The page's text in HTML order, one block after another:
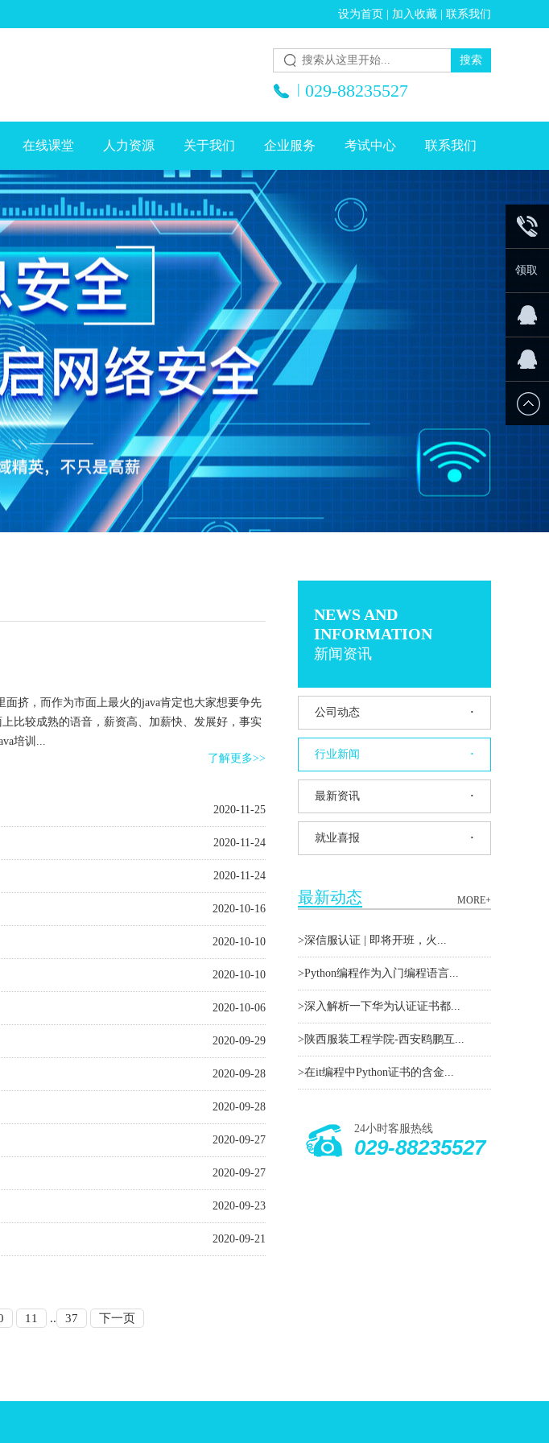
设为首页 加入收藏 联系我们
| 029-88235527
在线课堂 人力资源 关于我们 企业服务 考试中心 联系我们
NEWSAND
INFORMATION
新闻资讯
公司动态 ·
行业新闻 ·
最新资讯 ·
就业喜报 ·
最新动态 MORE+
>深信服认证|即将开班，火...
>Python编程作为入门编程语言...
>深入解析一下华为认证证书都...
>陕西服装工程学院-西安鸥鹏互...
>在it编程中Python证书的含金...
24小时客服热线
029-88235527
挤，而作为市面上最火的java肯定也大家想要争先
比较成熟的语音，薪资高、加薪快、发展好，事实
培训...
了解更多>>
2020-11-25
2020-11-24
2020-11-24
2020-10-16
2020-10-10
2020-10-10
2020-10-06
2020-09-29
2020-09-28
2020-09-28
2020-09-27
2020-09-27
2020-09-23
2020-09-21
11 .. 37 下一页
029-
领取
价值月
薪20K高
薪课
企业QQ
企业QQ